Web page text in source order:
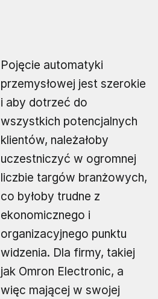
Pojęcie automatyki
przemysłowej jest szerokie
i aby dotrzeć do
wszystkich potencjalnych
klientów, należałoby
uczestniczyć w ogromnej
liczbie targów branżowych,
co byłoby trudne z
ekonomicznego i
organizacyjnego punktu
widzenia. Dla firmy, takiej
jak Omron Electronic, a
więc mającej w swojej